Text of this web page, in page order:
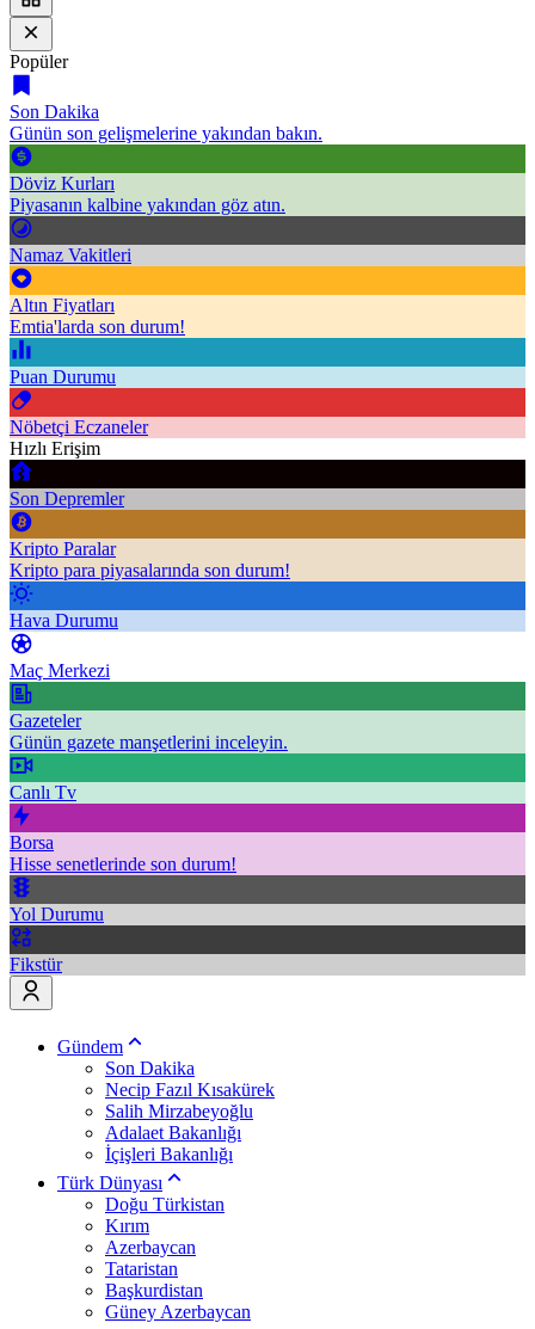
Popüler
Son Dakika
Günün son gelişmelerine yakından bakın.
Döviz Kurları
Piyasanın kalbine yakından göz atın.
Namaz Vakitleri
Altın Fiyatları
Emtia'larda son durum!
Puan Durumu
Nöbetçi Eczaneler
Hızlı Erişim
Son Depremler
Kripto Paralar
Kripto para piyasalarında son durum!
Hava Durumu
Maç Merkezi
Gazeteler
Günün gazete manşetlerini inceleyin.
Canlı Tv
Borsa
Hisse senetlerinde son durum!
Yol Durumu
Fikstür
Gündem
Son Dakika
Necip Fazıl Kısakürek
Salih Mirzabeyoğlu
Adalaet Bakanlığı
İçişleri Bakanlığı
Türk Dünyası
Doğu Türkistan
Kırım
Azerbaycan
Tataristan
Başkurdistan
Güney Azerbaycan